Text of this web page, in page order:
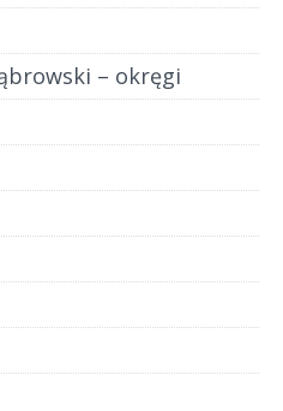
– okręgi